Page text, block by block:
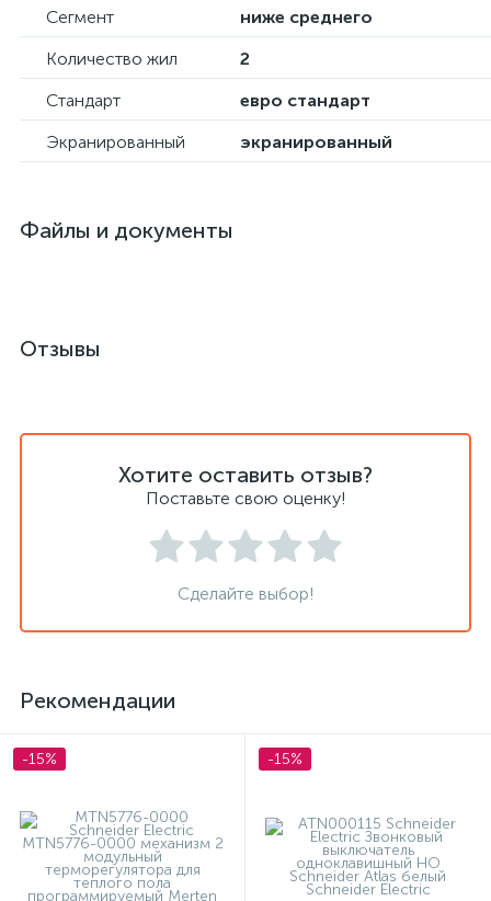
Сегмент
ниже среднего
Количество жил
2
Стандарт
евро стандарт
Экранированный
экранированный
Файлы и документы
Отзывы
Хотите оставить отзыв?
Поставьте свою оценку!
Сделайте выбор!
Рекомендации
-15% -15%